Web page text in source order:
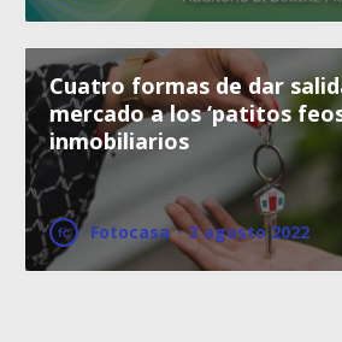
Cuatro formas de dar
mercado a los ‘patitos
inmobiliarios
Fotocasa · 3 agosto 2022